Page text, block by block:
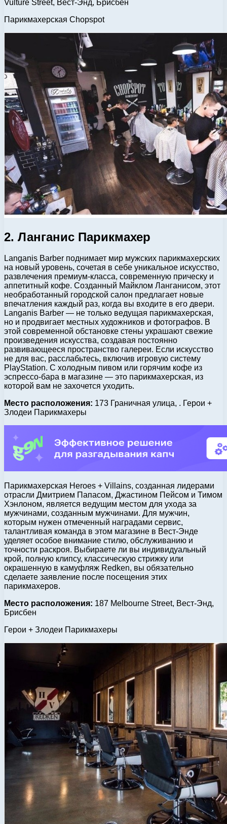
Vulture Street, Вест-Энд, Брисбен
Парикмахерская Chopspot
2. Ланганис Парикмахер
Langanis Barber поднимает мир мужских парикмахерских
на новый уровень, сочетая в себе уникальное искусство,
развлечения премиум-класса, современную прическу и
аппетитный кофе. Созданный Майклом Ланганисом, этот
необработанный городской салон предлагает новые
впечатления каждый раз, когда вы входите в его двери.
Langanis Barber — не только ведущая парикмахерская,
но и продвигает местных художников и фотографов. В
этой современной обстановке стены украшают свежие
произведения искусства, создавая постоянно
развивающееся пространство галереи. Если искусство
не для вас, расслабьтесь, включив игровую систему
PlayStation. С холодным пивом или горячим кофе из
эспрессо-бара в магазине — это парикмахерская, из
которой вам не захочется уходить.
Место расположения: 173 Граничная улица, . Герои +
Злодеи Парикмахеры
Парикмахерская Heroes + Villains, созданная лидерами
отрасли Дмитрием Папасом, Джастином Пейсом и Тимом
Хэнлоном, является ведущим местом для ухода за
мужчинами, созданным мужчинами. Для мужчин,
которым нужен отмеченный наградами сервис,
талантливая команда в этом магазине в Вест-Энде
уделяет особое внимание стилю, обслуживанию и
точности раскроя. Выбираете ли вы индивидуальный
крой, полную клипсу, классическую стрижку или
окрашенную в камуфляж Redken, вы обязательно
сделаете заявление после посещения этих
парикмахеров.
Место расположения: 187 Melbourne Street, Вест-Энд,
Брисбен
Герои + Злодеи Парикмахеры